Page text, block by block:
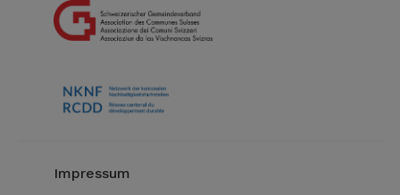
Impressum